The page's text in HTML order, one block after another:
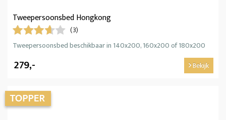
Tweepersoonsbed Hongkong
(3)
Tweepersoonsbed beschikbaar in 140x200, 160x200 of 180x200
279,- Bekijk